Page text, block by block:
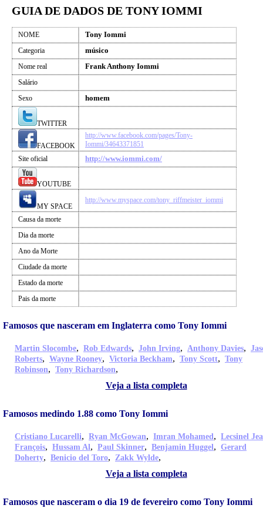
GUIA DE DADOS DE TONY IOMMI
NOME Tony Iommi
Categoria músico
Nome real Frank Anthony Iommi
Salário
Sexo
homem
TWITTER
FACEBOOK
http://www.facebook.com/pages/Tony-
Iommi/34643371851
Site oficial
http://www.iommi.com/
YOUTUBE
MY SPACE
http://www.myspace.com/tony_riffmeister_iommi
Causa da morte
Dia da morte
Ano da Morte
Ciudade da morte
Estado da morte
Pais da morte
Famosos que nasceram em Inglaterra como Tony Iommi
Martin Slocombe, Rob Edwards, John Irving, Anthony Davies,
Roberts, Wayne Rooney, Victoria Beckham, Tony Scott, Tony
Robinson, Tony Richardson,
Veja a lista completa
Famosos medindo 1.88 como Tony Iommi
Cristiano Lucarelli, Ryan McGowan, Imran Mohamed, Lecsinel
François, Hussam Al, Paul Skinner, Benjamin Huggel, Gerard
Doherty, Benicio del Toro, Zakk Wylde,
Veja a lista completa
Famosos que nasceram o dia 19 de fevereiro como Tony Iommi